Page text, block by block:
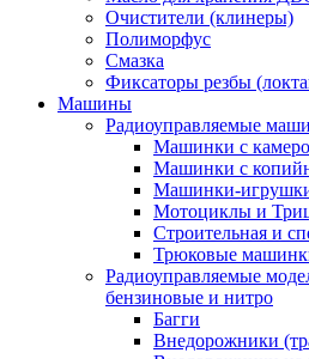
Очистители (клинеры)
Полиморфус
Смазка
Фиксаторы резбы
Машины
Радиоуправляемые
Машинки с
Машинки с
Машинки-
Мотоциклы и
Строительная и
Трюковые
Радиоуправляемые
бензиновые и нитро
Багги
Внедорожники